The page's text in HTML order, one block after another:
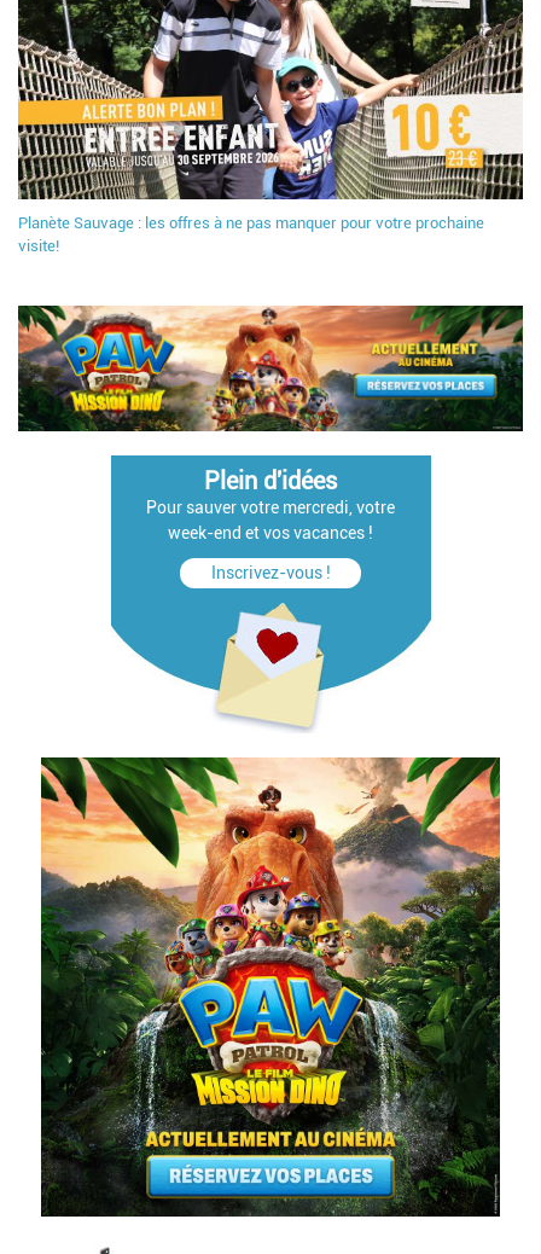
Planète Sauvage : les offres à ne pas manquer pour votre prochaine
visite!
Plein d'idées
Pour sauver votre mercredi, votre
week-end et vos vacances !
Inscrivez-vous !